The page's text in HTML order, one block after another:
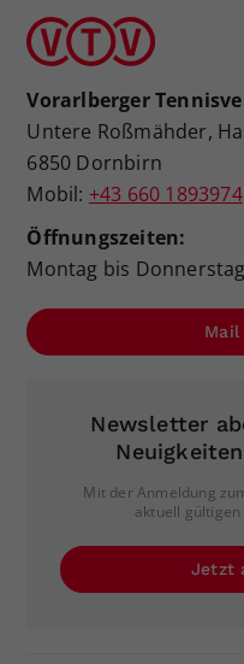
Vorarlberger
Untere Roßmähder,
6850 Dornbirn
Mobil: +43 660 1893974
Öffnungszeiten:
Montag bis
Mail
Newsletter
Mit der Anmeldung
aktuell gültigen
Jetzt